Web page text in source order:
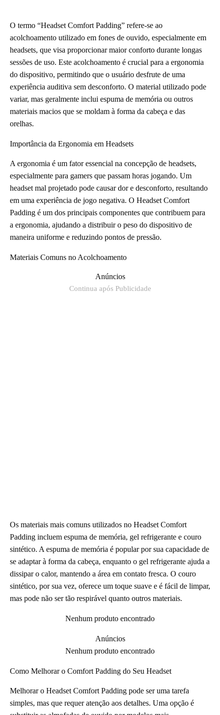
O termo “Headset Comfort Padding” refere-se ao
acolchoamento utilizado em fones de ouvido, especialmente em
headsets, que visa proporcionar maior conforto durante longas
sessões de uso. Este acolchoamento é crucial para a ergonomia
do dispositivo, permitindo que o usuário desfrute de uma
experiência auditiva sem desconforto. O material utilizado pode
variar, mas geralmente inclui espuma de memória ou outros
materiais macios que se moldam à forma da cabeça e das
orelhas.
Importância da Ergonomia em Headsets
A ergonomia é um fator essencial na concepção de headsets,
especialmente para gamers que passam horas jogando. Um
headset mal projetado pode causar dor e desconforto, resultando
em uma experiência de jogo negativa. O Headset Comfort
Padding é um dos principais componentes que contribuem para
a ergonomia, ajudando a distribuir o peso do dispositivo de
maneira uniforme e reduzindo pontos de pressão.
Materiais Comuns no Acolchoamento
Anúncios
Continua após Publicidade
Os materiais mais comuns utilizados no Headset Comfort
Padding incluem espuma de memória, gel refrigerante e couro
sintético. A espuma de memória é popular por sua capacidade de
se adaptar à forma da cabeça, enquanto o gel refrigerante ajuda a
dissipar o calor, mantendo a área em contato fresca. O couro
sintético, por sua vez, oferece um toque suave e é fácil de limpar,
mas pode não ser tão respirável quanto outros materiais.
Nenhum produto encontrado
Anúncios
Nenhum produto encontrado
Como Melhorar o Comfort Padding do Seu Headset
Melhorar o Headset Comfort Padding pode ser uma tarefa
simples, mas que requer atenção aos detalhes. Uma opção é